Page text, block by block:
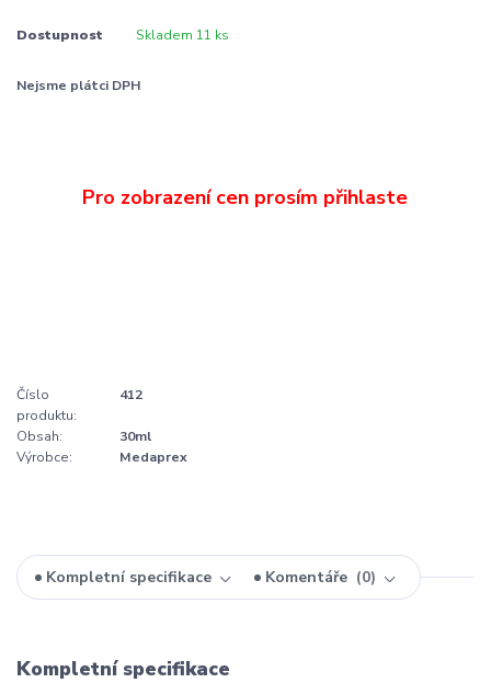
Dostupnost Skladem 11 ks
Nejsme plátci DPH
Číslo
produktu:
412
Obsah:
30ml
Výrobce:
Medaprex
Kompletní specifikace Komentáře 0
Kompletní specifikace